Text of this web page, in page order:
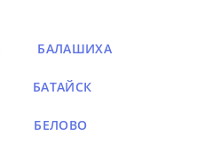
БАЛАШИХА
БАТАЙСК
БЕЛОВО